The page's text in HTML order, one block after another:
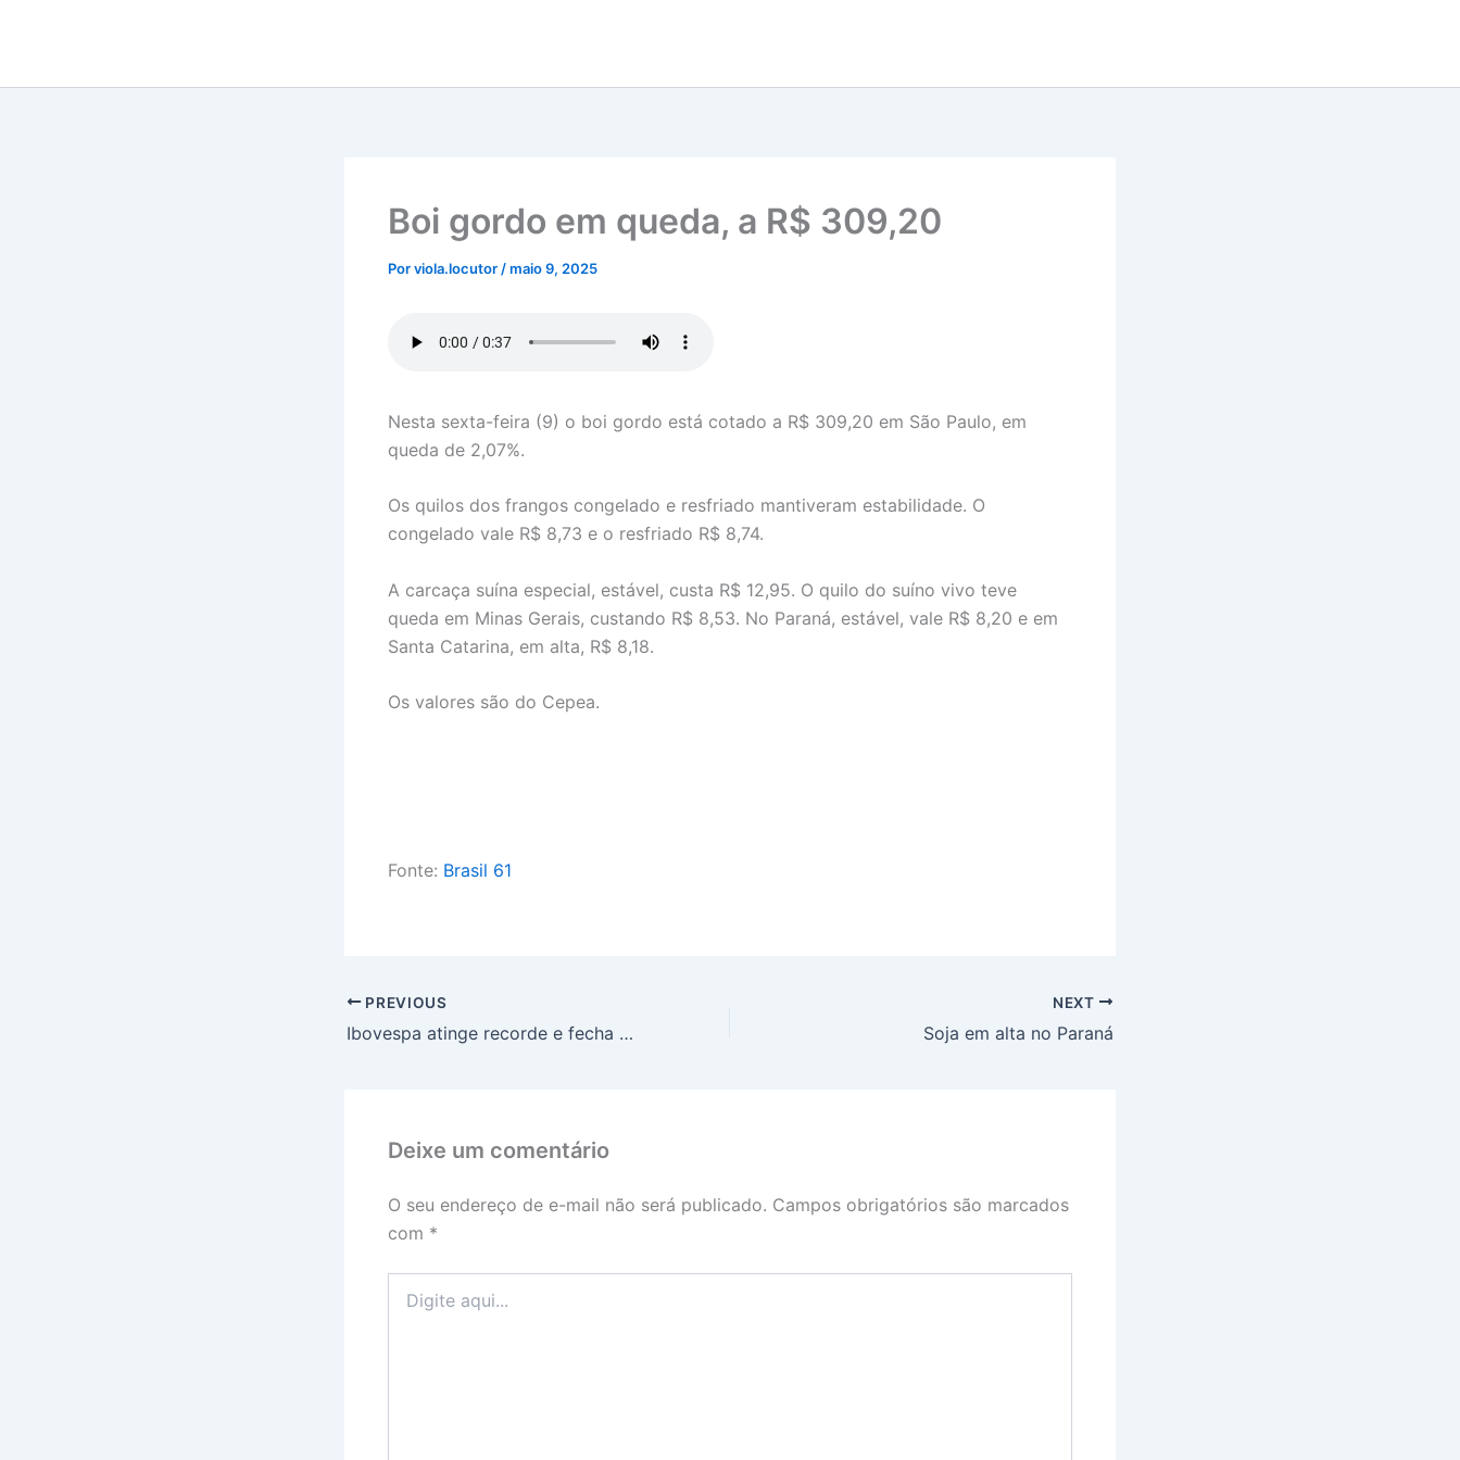
Boi gordo em queda, a R$ 309,20
Porviola.locutor /maio 9, 2025
Nesta sexta-feira (9) o boi gordo está cotado a R$ 309,20 em São Paulo, em
queda de 2,07%.
Os quilos dos frangos congelado e resfriado mantiveram estabilidade. O
congelado vale R$ 8,73 e o resfriado R$ 8,74.
A carcaça suína especial, estável, custa R$ 12,95. O quilo do suíno vivo teve
queda em Minas Gerais, custando R$ 8,53. No Paraná, estável, vale R$ 8,20 e em
Santa Catarina, em alta, R$ 8,18.
Os valores são do Cepea.
Fonte: Brasil 61
PREVIOUS
Ibovespa atinge recorde e fecha sessão em alta de 2,12%
NEXT
Soja em alta no Paraná
Deixe um comentário
O seu endereço de e-mail não será publicado. Campos obrigatórios são marcados
com *
aqui...